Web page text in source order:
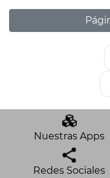
Nuestras Apps
Redes Sociales